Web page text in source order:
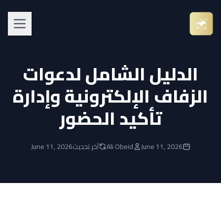
الدليل الشامل لدعوات
الزفاف الإلكترونية وإدارة
تأكيد الحضور
June 11, 2026
Ali Obeid آخر تحديثJune 11, 2026